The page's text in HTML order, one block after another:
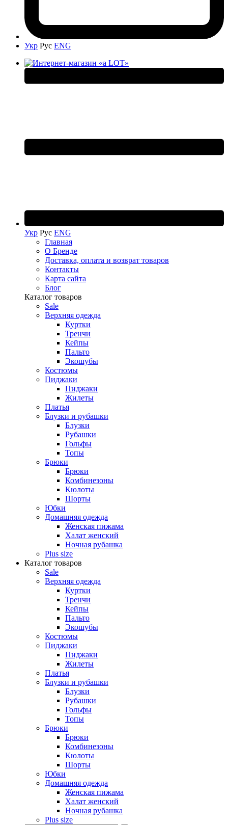
Укр Рус ENG
Укр Рус ENG
Главная
О Бренде
Доставка, оплата и возврат товаров
Контакты
Карта сайта
Блог
Каталог товаров
Sale
Верхняя одежда
Куртки
Тренчи
Кейпы
Пальто
Экошубы
Костюмы
Пиджаки
Пиджаки
Жилеты
Платья
Блузки и рубашки
Блузки
Рубашки
Гольфы
Топы
Брюки
Брюки
Комбинезоны
Кюлоты
Шорты
Юбки
Домашняя одежда
Женская пижама
Халат женский
Ночная рубашка
Plus size
Каталог товаров
Sale
Верхняя одежда
Куртки
Тренчи
Кейпы
Пальто
Экошубы
Костюмы
Пиджаки
Пиджаки
Жилеты
Платья
Блузки и рубашки
Блузки
Рубашки
Гольфы
Топы
Брюки
Брюки
Комбинезоны
Кюлоты
Шорты
Юбки
Домашняя одежда
Женская пижама
Халат женский
Ночная рубашка
Plus size